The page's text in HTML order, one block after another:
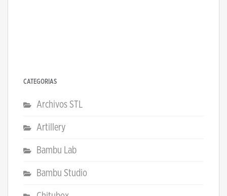
CATEGORÍAS
Archivos STL
Artillery
Bambu Lab
Bambu Studio